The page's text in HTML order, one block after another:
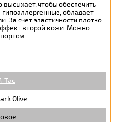
высыхает, чтобы обеспечить
обладает
За счет эластичности плотно
второй кожи. Можно
Tac
Olive